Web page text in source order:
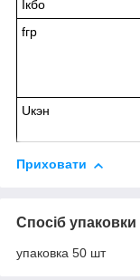
Iкбо
fгр
Uкэн
Приховати
Спосіб упаковки
упаковка 50 шт